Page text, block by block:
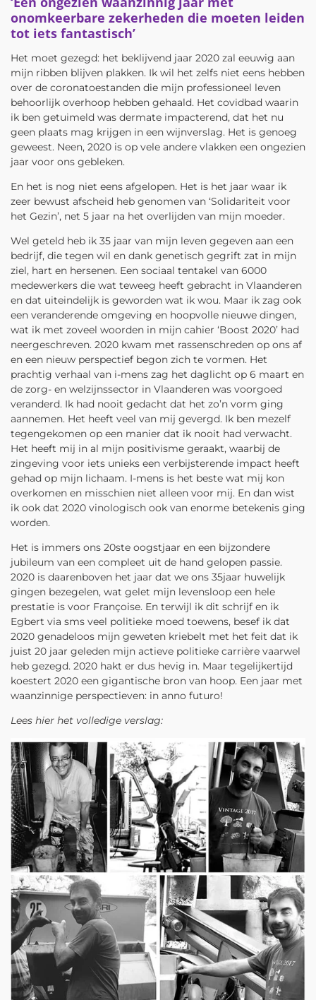
onomkeerbare zekerheden die moeten leiden
tot iets fantastisch’
Het moet gezegd: het beklijvend jaar 2020 zal eeuwig aan
mijn ribben blijven plakken. Ik wil het zelfs niet eens hebben
over de coronatoestanden die mijn professioneel leven
behoorlijk overhoop hebben gehaald. Het covidbad waarin
ik ben getuimeld was dermate impacterend, dat het nu
geen plaats mag krijgen in een wijnverslag. Het is genoeg
geweest. Neen, 2020 is op vele andere vlakken een ongezien
jaar voor ons gebleken.
En het is nog niet eens afgelopen. Het is het jaar waar ik
zeer bewust afscheid heb genomen van ‘Solidariteit voor
het Gezin’, net 5 jaar na het overlijden van mijn moeder.
Wel geteld heb ik 35 jaar van mijn leven gegeven aan een
bedrijf, die tegen wil en dank genetisch gegrift zat in mijn
ziel, hart en hersenen. Een sociaal tentakel van 6000
medewerkers die wat teweeg heeft gebracht in Vlaanderen
en dat uiteindelijk is geworden wat ik wou. Maar ik zag ook
een veranderende omgeving en hoopvolle nieuwe dingen,
wat ik met zoveel woorden in mijn cahier ‘Boost 2020’ had
neergeschreven. 2020 kwam met rassenschreden op ons af
en een nieuw perspectief begon zich te vormen. Het
prachtig verhaal van i-mens zag het daglicht op 6 maart en
de zorg- en welzijnssector in Vlaanderen was voorgoed
veranderd. Ik had nooit gedacht dat het zo’n vorm ging
aannemen. Het heeft veel van mij gevergd. Ik ben mezelf
tegengekomen op een manier dat ik nooit had verwacht.
Het heeft mij in al mijn positivisme geraakt, waarbij de
zingeving voor iets unieks een verbijsterende impact heeft
gehad op mijn lichaam. I-mens is het beste wat mij kon
overkomen en misschien niet alleen voor mij. En dan wist
ik ook dat 2020 vinologisch ook van enorme betekenis ging
worden.
Het is immers ons 20ste oogstjaar en een bijzondere
jubileum van een compleet uit de hand gelopen passie.
2020 is daarenboven het jaar dat we ons 35jaar huwelijk
gingen bezegelen, wat gelet mijn levensloop een hele
prestatie is voor Françoise. En terwijl ik dit schrijf en ik
Egbert via sms veel politieke moed toewens, besef ik dat
2020 genadeloos mijn geweten kriebelt met het feit dat ik
juist 20 jaar geleden mijn actieve politieke carrière vaarwel
heb gezegd. 2020 hakt er dus hevig in. Maar tegelijkertijd
koestert 2020 een gigantische bron van hoop. Een jaar met
waanzinnige perspectieven: in anno futuro!
Lees hier het volledige verslag: